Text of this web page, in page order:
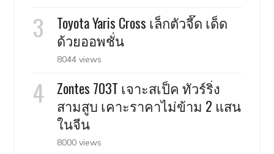
Toyota Yaris Cross เล็กตัวจี๊ด เด็ด
ด้วยออพชั่น
8044 views
Zontes 703T เจาะสเป็ค ทัวร์ริ่ง
สามสูบ เคาะราคาไม่ข้าม 2 แสน
ในจีน
8000 views